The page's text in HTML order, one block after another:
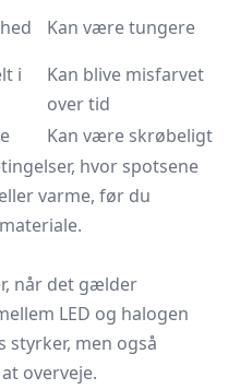
Kan være tungere
i
Kan blive misfarvet
over tid
Kan være skrøbeligt
hvor spotsene
varme, før du
når det gælder
LED og halogen
styrker, men også
overveje.